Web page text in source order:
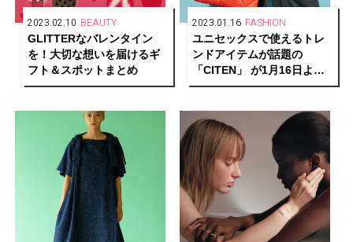
2023.02.10 BEAUTY
GLITTERなバレンタイン
を！大切な想いを届けるギ
フト＆スポットまとめ
2023.01.16 FASHION
ユニセックスで使えるトレ
ンドアイテムが話題の
「CITEN」 が1月16日よ
り、代官山蔦屋書店にてポ